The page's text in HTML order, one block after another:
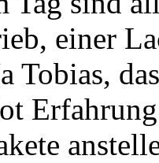
einer
Tobias,